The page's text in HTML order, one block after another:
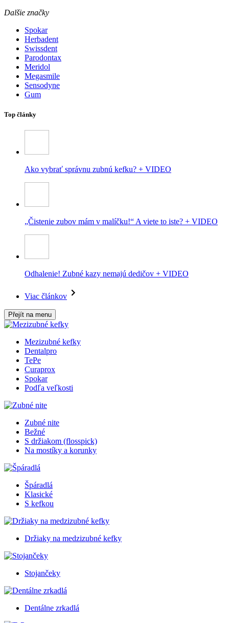
Dalšie značky
Spokar
Herbadent
Swissdent
Parodontax
Meridol
Megasmile
Sensodyne
Gum
Top články
Ako vybrať správnu zubnú kefku? + VIDEO
„Čistenie zubov mám v malíčku!“ A viete to iste? + VIDEO
Odhalenie! Zubné kazy nemajú dedičov + VIDEO
Viac článkov
Přejít na menu
Mezizubné kefky
Dentalpro
TePe
Curaprox
Spokar
Podľa veľkosti
Zubné nite
Bežné
S držiakom (flosspick)
Na mostíky a korunky
Špáradlá
Klasické
S kefkou
Držiaky na medzizubné kefky
Stojančeky
Dentálne zrkadlá